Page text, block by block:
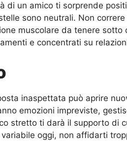
di un amico ti sorprende
sono neutrali. Non
muscolare da tenere
e concentrati su
inaspettata può aprire
emozioni impreviste,
stretto ti darà il supporto di
oggi, non affidarti